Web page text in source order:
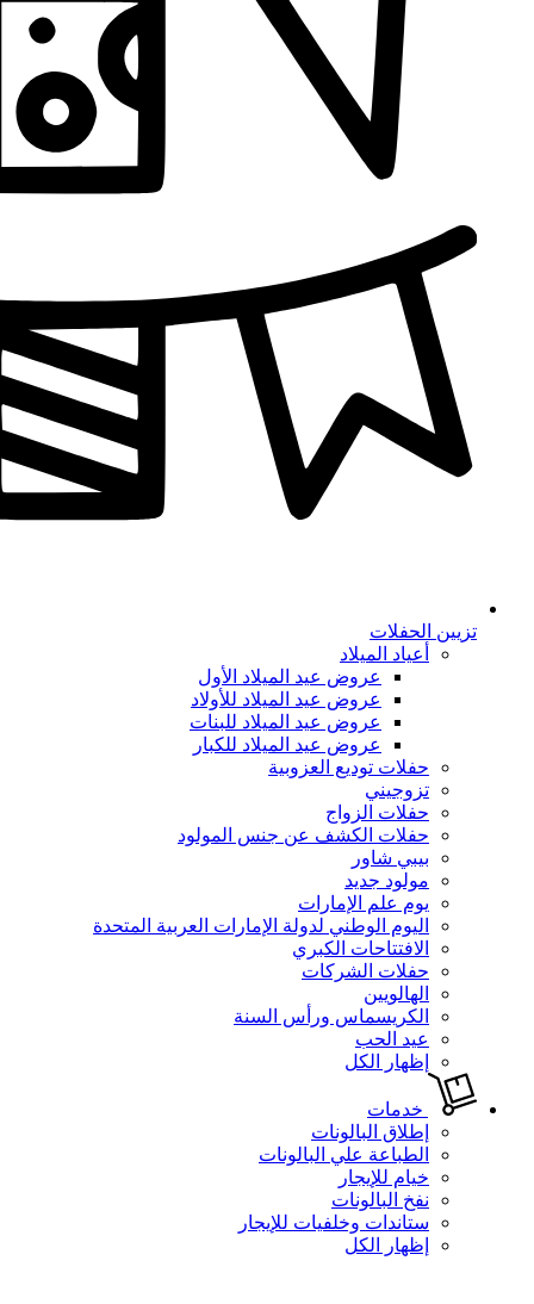
تزيين الحفلات
أعياد الميلاد
عروض عيد الميلاد الأول
عروض عيد الميلاد للأولاد
عروض عيد الميلاد للبنات
عروض عيد الميلاد للكبار
حفلات توديع العزوبية
تزوجيني
حفلات الزواج
حفلات الكشف عن جنس المولود
بيبي شاور
مولود جديد
يوم علم الإمارات
اليوم الوطني لدولة الإمارات العربية المتحدة
الافتتاحات الكبري
حفلات الشركات
الهالويين
الكريسماس ورأس السنة
عيد الحب
إظهار الكل
خدمات
إطلاق البالونات
الطباعة علي البالونات
خيام للإيجار
نفخ البالونات
ستاندات وخلفيات للإيجار
إظهار الكل